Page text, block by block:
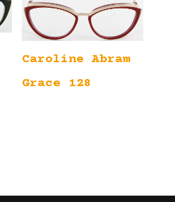
Caroline Abram
Grace 128